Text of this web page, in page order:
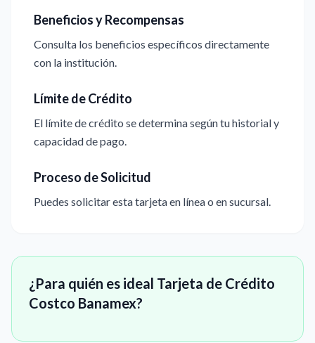
Beneficios y Recompensas
Consulta los beneficios específicos directamente
con la institución.
Límite de Crédito
El límite de crédito se determina según tu historial y
capacidad de pago.
Proceso de Solicitud
Puedes solicitar esta tarjeta en línea o en sucursal.
¿Para quién es ideal Tarjeta de Crédito
Costco Banamex?